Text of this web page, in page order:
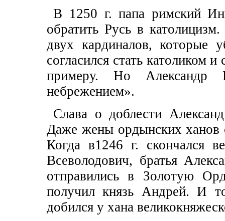
В 1250 г. папа римский
обратить Русь в
двух кардиналов, которые
согласился стать католиком
примеру. Но Александр
небрежением».
Слава о доблести
Даже жены ордынских ханов
Когда в1246 г. скончался
Всеволодович, братья
отправились в Золотую
получил князь Андрей. И
добился у хана